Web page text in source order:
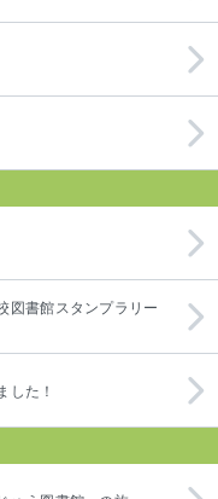
図書館スタンプラリー
した！